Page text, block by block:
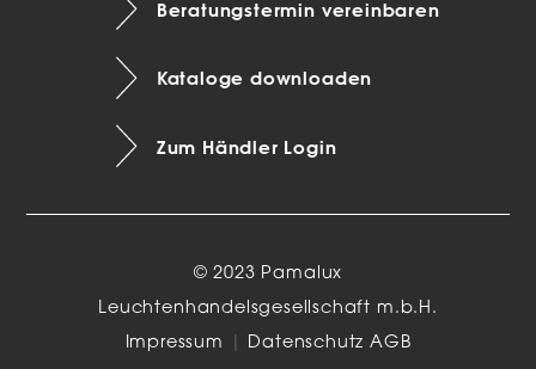
Beratungstermin vereinbaren
Kataloge downloaden
Zum Händler Login
© 2023 Pamalux
Leuchtenhandelsgesellschaft m.b.H.
Impressum
Datenschutz AGB